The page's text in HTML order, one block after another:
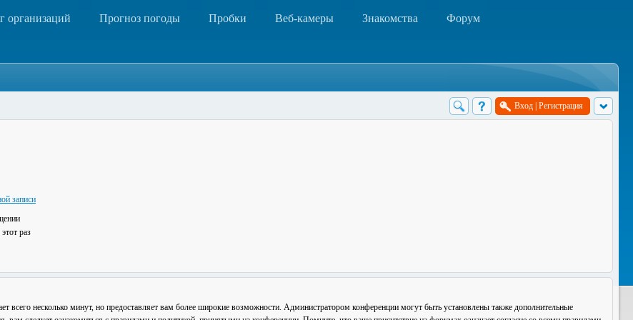
организаций Прогноз погоды Пробки Веб-камеры Знакомства Форум
Вход Регистрация
записи
раз
всего несколько минут, но предоставляет вам более широкие возможности. Администратором конференции могут быть установлены также дополнительные